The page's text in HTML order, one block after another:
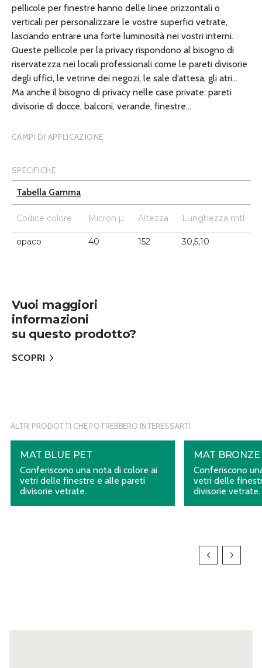
pellicole per finestre hanno delle linee orizzontali o
verticali per personalizzare le vostre superfici vetrate,
lasciando entrare una forte luminosità nei vostri interni.
Queste pellicole per la privacy rispondono al bisogno di
riservatezza nei locali professionali come le pareti divisorie
degli uffici, le vetrine dei negozi, le sale d’attesa, gli atri…
Ma anche il bisogno di privacy nelle case private: pareti
divisorie di docce, balconi, verande, finestre…
CAMPI DI APPLICAZIONE
SPECIFICHE
Tabella Gamma
Codice colore Micron µ Altezza Lunghezza mtl
opaco 40 152 30,5,10
Vuoi maggiori
informazioni
su questo prodotto?
SCOPRI
ALTRI PRODOTTI CHE POTREBBERO INTERESSARTI
MAT BLUE PET
Conferiscono una nota di colore ai
vetri delle finestre e alle pareti
divisorie vetrate.
MAT BRONZE
Conferiscono
vetri delle
divisorie vetrate.